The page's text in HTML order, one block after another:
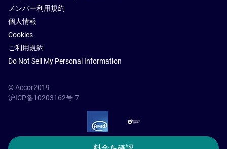
メンバー利用規約
個人情報
Cookies
ご利用規約
Do Not Sell My Personal Information
© Accor2019
沪ICP备10203162号-7